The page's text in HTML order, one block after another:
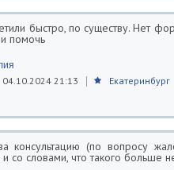
быстро, по существу. Нет
помочь
04.10.2024 21:13 Екатеринбург
консультацию (по вопросу
со словами, что такого больше